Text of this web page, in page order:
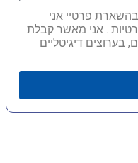
פרטיי אני
. אני מאשר קבלת
בערוצים דיגיטליים